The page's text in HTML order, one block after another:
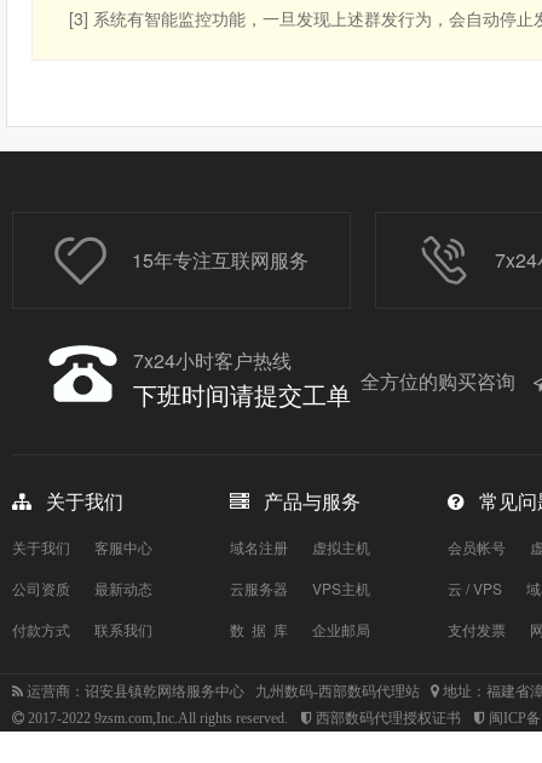
[3] 系统有智能监控功能，一旦发现上述群发行为，会自动停
15年专注互联网服务
7x24小时客户热线
下班时间请提交工单 全方位的购买咨询
关于我们
关于我们
客服中心
公司资质
最新动态
付款方式
联系我们
产品与服务
域名注册
虚拟主机
云服务器
VPS主机
数 据 库
企业邮局
常见问
会员帐号
云 / VPS
支付发票
运营商：诏安县镇乾网络服务中心 九州数码-西部数码代理站
地址：福建省
2017-2022 9zsm.com,Inc.All rights reserved.
西部数码代理授权证书 闽ICP